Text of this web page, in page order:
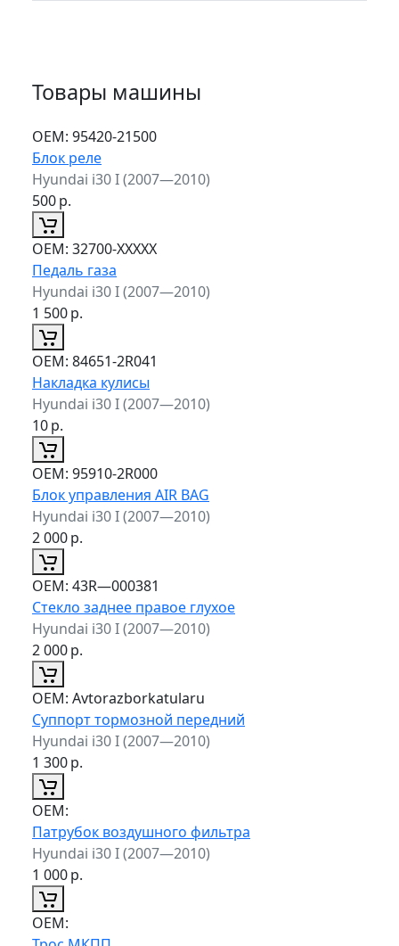
Товары машины
ОЕМ: 95420-21500
Блок реле
Hyundai i30 I (2007—2010)
500р.
ОЕМ: 32700-XXXXX
Педаль газа
Hyundai i30 I (2007—2010)
1 500р.
ОЕМ: 84651-2R041
Накладка кулисы
Hyundai i30 I (2007—2010)
10р.
ОЕМ: 95910-2R000
Блок управления AIR BAG
Hyundai i30 I (2007—2010)
2 000р.
ОЕМ: 43R—000381
Стекло заднее правое глухое
Hyundai i30 I (2007—2010)
2 000р.
ОЕМ: Avtorazborkatularu
Суппорт тормозной передний
Hyundai i30 I (2007—2010)
1 300р.
ОЕМ:
Патрубок воздушного фильтра
Hyundai i30 I (2007—2010)
1 000р.
ОЕМ: